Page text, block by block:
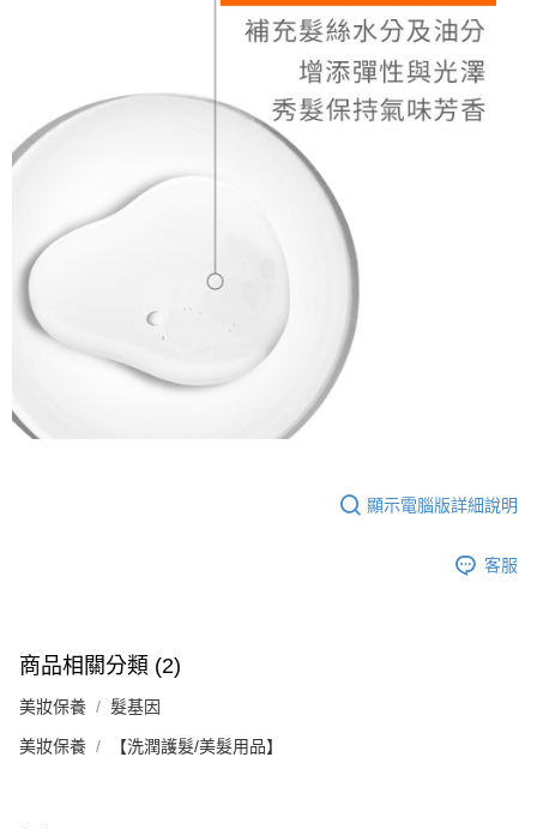
顯示電腦版詳細說明
客服
商品相關分類 (2)
美妝保養 髮基因
美妝保養 【洗潤護髮/美髮用品】